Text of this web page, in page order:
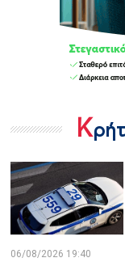
Κ
06/08/2026 19:40